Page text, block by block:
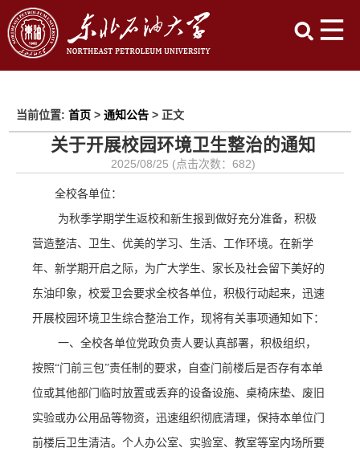
当前位置: 首页> 通知公告> 正文
关于开展校园环境卫生整治的通知
2025/08/25 (点击次数：682)
全校各单位：
为秋季学期学生返校和新生报到做好充分准备，积极
营造整洁、卫生、优美的学习、生活、 工作环境。在新学
年、新学期开启之际， 为广大学生、家长及社会留下美好的
东油印象，校爱卫会要求全校各单位，积极行动起来，迅速
开展校园环境卫生综合整治工作，现将有关事项通知如下：
一、全校各单位党政负责人要认真部署，积极组织，
按照“门前三包”责任制的要求，自查门前楼后是否存有本单
位或其他部门临时放置或丢弃的设备设施、桌椅床垫、废旧
实验或办公用品等物资，迅速组织彻底清理，保持本单位门
前楼后卫生清洁。个人办公室、实验室、教室等室内场所要